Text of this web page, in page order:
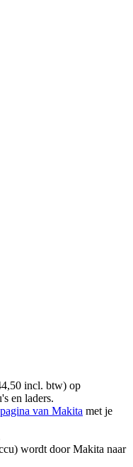
incl. btw) op
en laders.
van Makita met je
wordt door Makita naar